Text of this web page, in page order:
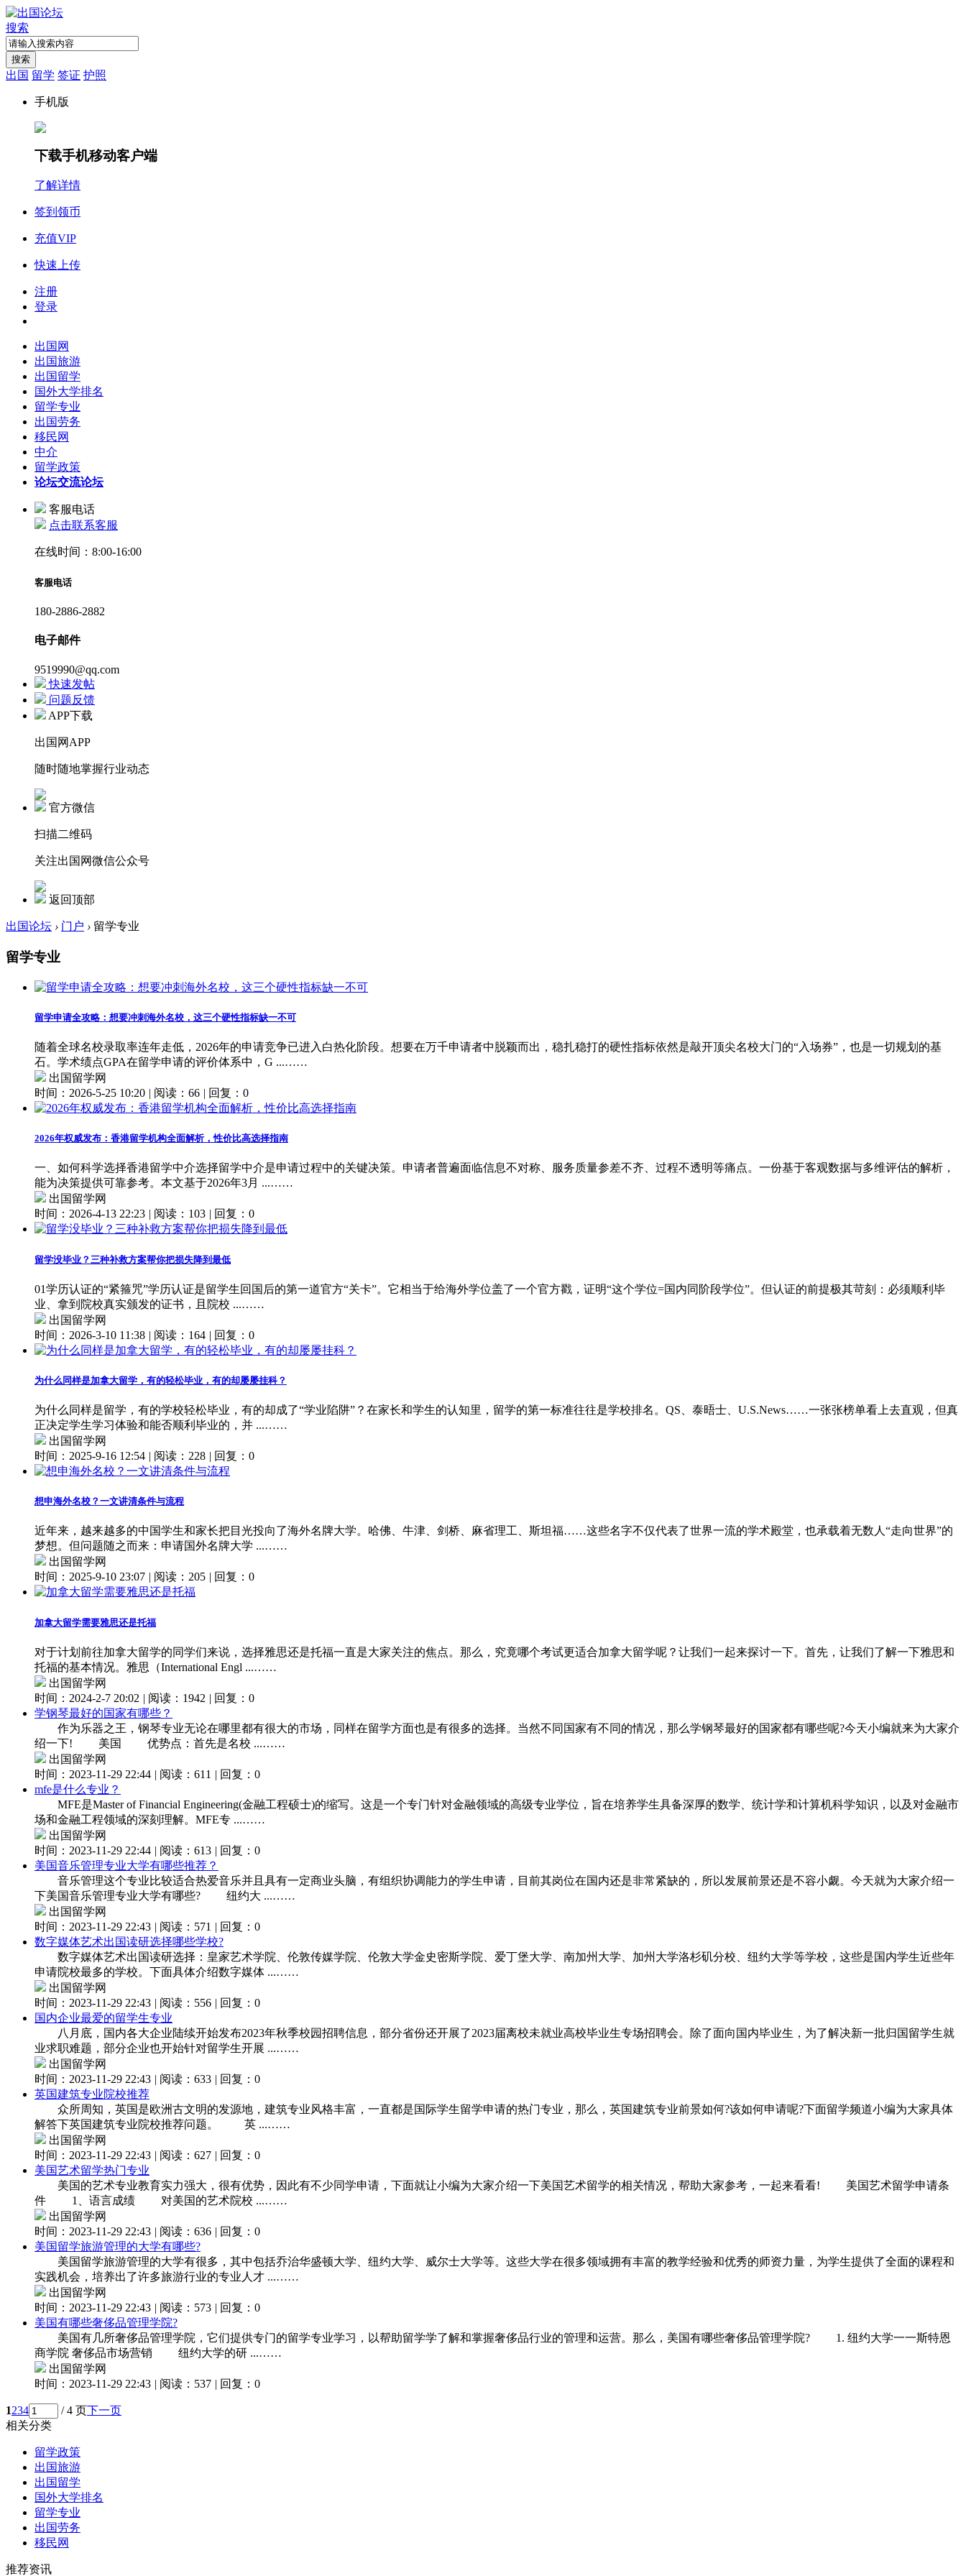
搜索
搜索
出国 留学 签证 护照
手机版
下载手机移动客户端
了解详情
签到领币
充值VIP
快速上传
注册
登录
出国网
出国旅游
出国留学
国外大学排名
留学专业
出国劳务
移民网
中介
留学政策
论坛交流论坛
客服电话
点击联系客服
在线时间：8:00-16:00
客服电话
180-2886-2882
电子邮件
9519990@qq.com
快速发帖
问题反馈
APP下载
出国网APP
随时随地掌握行业动态
官方微信
扫描二维码
关注出国网微信公众号
返回顶部
出国论坛 › 门户 › 留学专业
留学专业
留学申请全攻略：想要冲刺海外名校，这三个硬性指标缺一不可
随着全球名校录取率连年走低，2026年的申请竞争已进入白热化阶段。想要在万千申请者中脱颖而出，稳扎稳打的硬性指标依然是敲开顶尖名校大门的“入场券”，也是一切规划的基
石。学术绩点GPA在留学申请的评价体系中，G ...……
出国留学网
时间：2026-5-25 10:20 | 阅读：66 | 回复：0
2026年权威发布：香港留学机构全面解析，性价比高选择指南
一、如何科学选择香港留学中介选择留学中介是申请过程中的关键决策。申请者普遍面临信息不对称、服务质量参差不齐、过程不透明等痛点。一份基于客观数据与多维评估的解析，
能为决策提供可靠参考。本文基于2026年3月 ...……
出国留学网
时间：2026-4-13 22:23 | 阅读：103 | 回复：0
留学没毕业？三种补救方案帮你把损失降到最低
01学历认证的“紧箍咒”学历认证是留学生回国后的第一道官方“关卡”。它相当于给海外学位盖了一个官方戳，证明“这个学位=国内同阶段学位”。但认证的前提极其苛刻：必须顺利毕
业、拿到院校真实颁发的证书，且院校 ...……
出国留学网
时间：2026-3-10 11:38 | 阅读：164 | 回复：0
为什么同样是加拿大留学，有的轻松毕业，有的却屡屡挂科？
为什么同样是留学，有的学校轻松毕业，有的却成了“学业陷阱”？在家长和学生的认知里，留学的第一标准往往是学校排名。QS、泰晤士、U.S.News……一张张榜单看上去直观，但真
正决定学生学习体验和能否顺利毕业的，并 ...……
出国留学网
时间：2025-9-16 12:54 | 阅读：228 | 回复：0
想申海外名校？一文讲清条件与流程
近年来，越来越多的中国学生和家长把目光投向了海外名牌大学。哈佛、牛津、剑桥、麻省理工、斯坦福……这些名字不仅代表了世界一流的学术殿堂，也承载着无数人“走向世界”的
梦想。但问题随之而来：申请国外名牌大学 ...……
出国留学网
时间：2025-9-10 23:07
阅读：205 回复：0
加拿大留学需要雅思还是托福
对于计划前往加拿大留学的同学们来说，选择雅思还是托福一直是大家关注的焦点。那么，究竟哪个考试更适合加拿大留学呢？让我们一起来探讨一下。首先，让我们了解一下雅思和
托福的基本情况。雅思（International Engl ...……
出国留学网
时间：2024-2-7 20:02 | 阅读：1942 | 回复：0
学钢琴最好的国家有哪些？
作为乐器之王，钢琴专业无论在哪里都有很大的市场，同样在留学方面也是有很多的选择。当然不同国家有不同的情况，那么学钢琴最好的国家都有哪些呢?今天小编就来为大家介
绍一下! 美国 优势点：首先是名校 ...……
出国留学网
时间：2023-11-29 22:44 | 阅读：611 | 回复：0
mfe是什么专业？
MFE是Master of Financial Engineering(金融工程硕士)的缩写。这是一个专门针对金融领域的高级专业学位，旨在培养学生具备深厚的数学、统计学和计算机科学知识，以及对金融市
场和金融工程领域的深刻理解。MFE专 ...……
出国留学网
时间：2023-11-29 22:44 | 阅读：613 | 回复：0
美国音乐管理专业大学有哪些推荐？
音乐管理这个专业比较适合热爱音乐并且具有一定商业头脑，有组织协调能力的学生申请，目前其岗位在国内还是非常紧缺的，所以发展前景还是不容小觑。今天就为大家介绍一
下美国音乐管理专业大学有哪些? 纽约大 ...……
出国留学网
时间：2023-11-29 22:43 | 阅读：571 | 回复：0
数字媒体艺术出国读研选择哪些学校?
数字媒体艺术出国读研选择：皇家艺术学院、伦敦传媒学院、伦敦大学金史密斯学院、爱丁堡大学、南加州大学、加州大学洛杉矶分校、纽约大学等学校，这些是国内学生近些年
申请院校最多的学校。下面具体介绍数字媒体 ...……
出国留学网
时间：2023-11-29 22:43 | 阅读：556 | 回复：0
国内企业最爱的留学生专业
八月底，国内各大企业陆续开始发布2023年秋季校园招聘信息，部分省份还开展了2023届离校未就业高校毕业生专场招聘会。除了面向国内毕业生，为了解决新一批归国留学生就
业求职难题，部分企业也开始针对留学生开展 ...……
出国留学网
时间：2023-11-29 22:43 | 阅读：633 | 回复：0
英国建筑专业院校推荐
众所周知，英国是欧洲古文明的发源地，建筑专业风格丰富，一直都是国际学生留学申请的热门专业，那么，英国建筑专业前景如何?该如何申请呢?下面留学频道小编为大家具体
解答下英国建筑专业院校推荐问题。 英 ...……
出国留学网
时间：2023-11-29 22:43 | 阅读：627 | 回复：0
美国艺术留学热门专业
美国的艺术专业教育实力强大，很有优势，因此有不少同学申请，下面就让小编为大家介绍一下美国艺术留学的相关情况，帮助大家参考，一起来看看! 美国艺术留学申请条
件 1、语言成绩 对美国的艺术院校 ...……
出国留学网
时间：2023-11-29 22:43 | 阅读：636 | 回复：0
美国留学旅游管理的大学有哪些?
美国留学旅游管理的大学有很多，其中包括乔治华盛顿大学、纽约大学、威尔士大学等。这些大学在很多领域拥有丰富的教学经验和优秀的师资力量，为学生提供了全面的课程和
实践机会，培养出了许多旅游行业的专业人才 ...……
出国留学网
时间：2023-11-29 22:43 | 阅读：573 | 回复：0
美国有哪些奢侈品管理学院?
美国有几所奢侈品管理学院，它们提供专门的留学专业学习，以帮助留学学了解和掌握奢侈品行业的管理和运营。那么，美国有哪些奢侈品管理学院? 1. 纽约大学一一斯特恩
商学院 奢侈品市场营销 纽约大学的研 ...……
出国留学网
时间：2023-11-29 22:43 | 阅读：537 | 回复：0
1234 / 4 页下一页
相关分类
留学政策
出国旅游
出国留学
国外大学排名
留学专业
出国劳务
移民网
推荐资讯